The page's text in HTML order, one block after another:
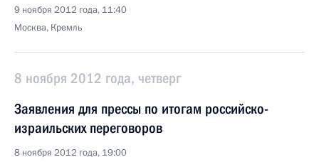
9 ноября 2012 года, 11:40
Москва, Кремль
8 ноября 2012 года, четверг
Заявления для прессы по итогам российско-
израильских переговоров
8 ноября 2012 года, 19:00